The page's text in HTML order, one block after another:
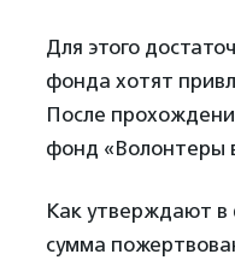
Для этого
фонда хотят
После
фонд «Волонтеры
Как утверждают в
сумма